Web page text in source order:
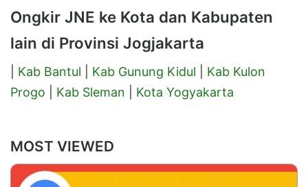
Ongkir JNE ke Kota dan Kabupaten
lain di Provinsi Jogjakarta
Kab Bantul Kab Gunung Kidul
Kab Kulon
Progo
Kab Sleman Kota Yogyakarta
MOST VIEWED